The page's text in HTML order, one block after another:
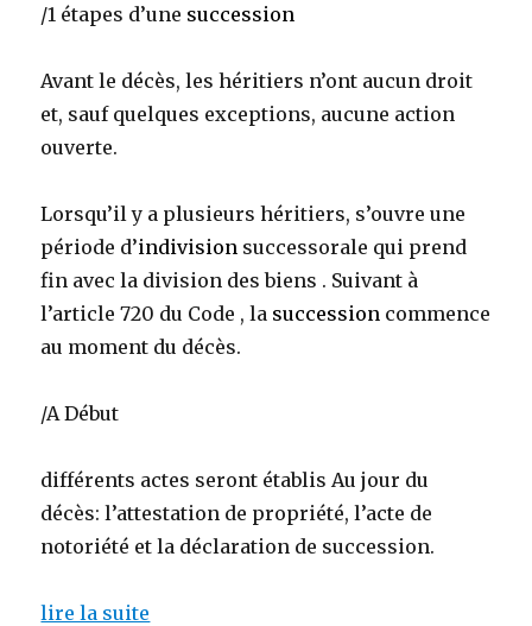
/1 étapes d’une succession
Avant le décès, les héritiers n’ont aucun droit
et, sauf quelques exceptions, aucune action
ouverte.
Lorsqu’il y a plusieurs héritiers, s’ouvre une
période d’indivision successorale qui prend
fin avec la division des biens . Suivant à
l’article 720 du Code , la succession commence
au moment du décès.
/A Début
différents actes seront établis Au jour du
décès: l’attestation de propriété, l’acte de
notoriété et la déclaration de succession.
lire la suite